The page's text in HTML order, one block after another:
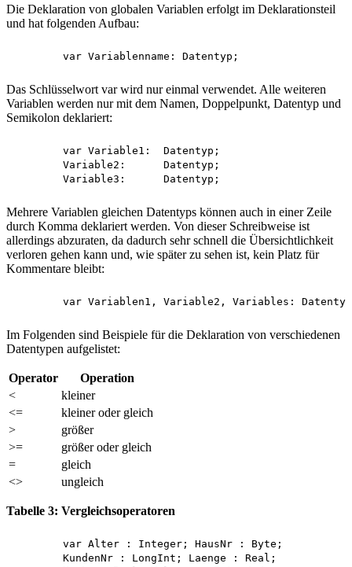
Die Deklaration von globalen Variablen erfolgt im Deklarationsteil
und hat folgenden Aufbau:
Das Schlüsselwort var wird nur einmal verwendet. Alle weiteren
Variablen werden nur mit dem Namen, Doppelpunkt, Datentyp und
Semikolon deklariert:
Mehrere Variablen gleichen Datentyps können auch in einer Zeile
durch Komma deklariert werden. Von dieser Schreibweise ist
allerdings abzuraten, da dadurch sehr schnell die Übersichtlichkeit
verloren gehen kann und, wie später zu sehen ist, kein Platz für
Kommentare bleibt:
Im Folgenden sind Beispiele für die Deklaration von verschiedenen
Datentypen aufgelistet:
Operator
Operation
<
kleiner
<=
kleiner oder gleich
>
größer
>=
größer oder gleich
=
gleich
<>
ungleich
Tabelle 3: Vergleichsoperatoren